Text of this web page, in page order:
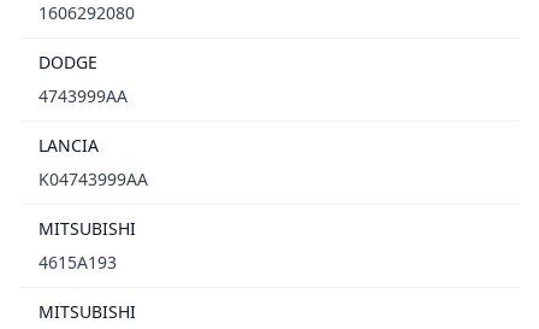
1606292080
DODGE
4743999AA
LANCIA
K04743999AA
MITSUBISHI
4615A193
MITSUBISHI